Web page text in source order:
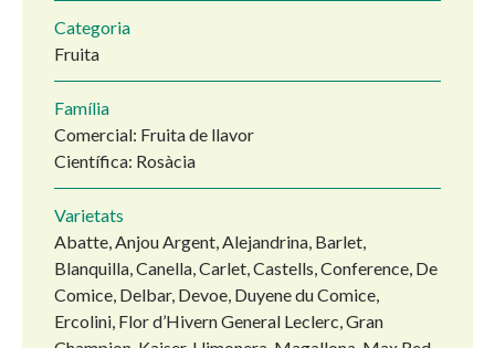
Categoria
Fruita
Família
Comercial: Fruita de llavor
Científica: Rosàcia
Varietats
Abatte, Anjou Argent, Alejandrina, Barlet,
Blanquilla, Canella, Carlet, Castells, Conference, De
Comice, Delbar, Devoe, Duyene du Comice,
Ercolini, Flor d’Hivern General Leclerc, Gran